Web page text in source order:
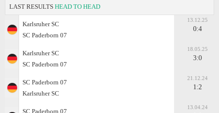
LAST RESULTS HEAD TO HEAD
Karlsruher SC
SC Paderborn 07
13.12.25
0:4
Karlsruher SC
SC Paderborn 07
18.05.25
3:0
SC Paderborn 07
Karlsruher SC
21.12.24
1:2
SC Paderborn 07
13.04.24